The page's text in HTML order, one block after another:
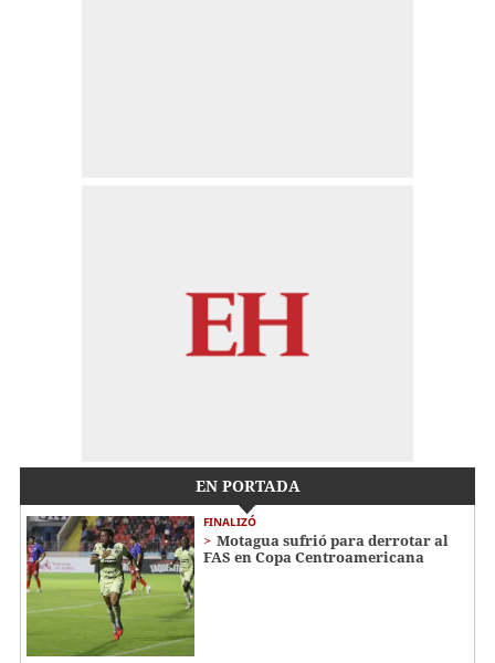
EN PORTADA
FINALIZÓ
Motagua sufrió para derrotar al
FAS en Copa Centroamericana